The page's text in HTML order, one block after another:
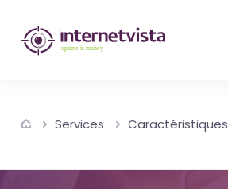
internetvista
monitoring
de
web
Services Caractéristiques